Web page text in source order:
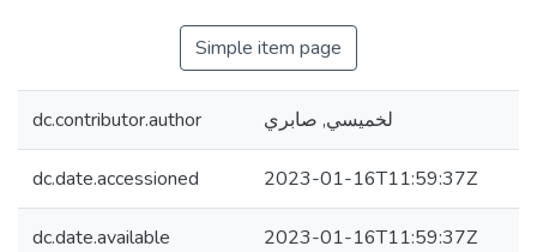
Simple item page
dc.contributor.author لخميسي, صابري
dc.date.accessioned 2023-01-16T11:59:37Z
dc.date.available 2023-01-16T11:59:37Z